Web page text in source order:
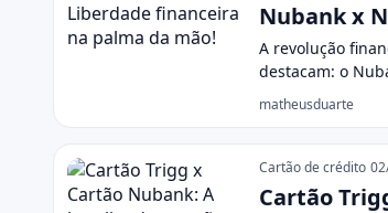
Nubank x
A revolução
destacam: o
matheusduarte
Cartão de crédito
Cartão